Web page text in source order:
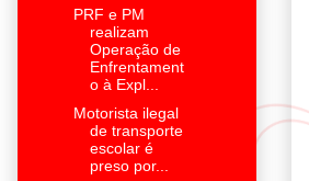
PRF e PM
realizam
Operação de
Enfrentament
o à Expl...
Motorista ilegal
de transporte
escolar é
preso por...